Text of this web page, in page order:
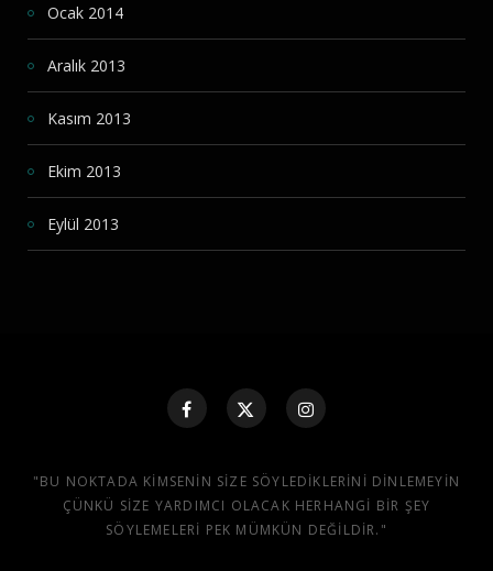
Ocak 2014
Aralık 2013
Kasım 2013
Ekim 2013
Eylül 2013
"BU NOKTADA KIMSENIN SIZE SÖYLEDIKLERINI DINLEMEYIN
ÇÜNKÜ SIZE YARDIMCI OLACAK HERHANGI BIR ŞEY
SÖYLEMELERI PEK MÜMKÜN DEĞILDIR."